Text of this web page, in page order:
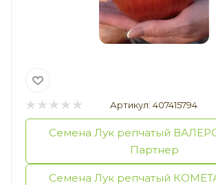
Артикул: 407415794
Семена Лук репчатый ВАЛЕРО
Партнер
Семена Лук репчатый КОМЕТА